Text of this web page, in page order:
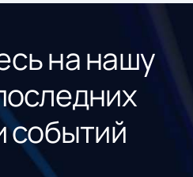
на нашу
событий